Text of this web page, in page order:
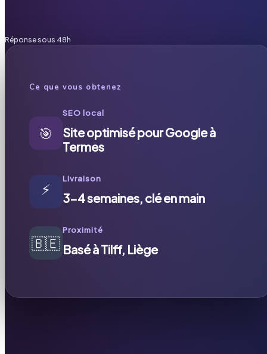
Réponse sous 48h
Ce que vous obtenez
🎯
SEO local
Site optimisé pour Google à
Termes
⚡
Livraison
3-4 semaines, clé en main
🇧🇪
Proximité
Basé à Tilff, Liège